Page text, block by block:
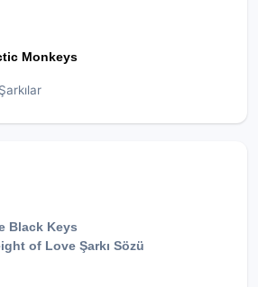
Monkeys
Black Keys
of Love Şarkı Sözü